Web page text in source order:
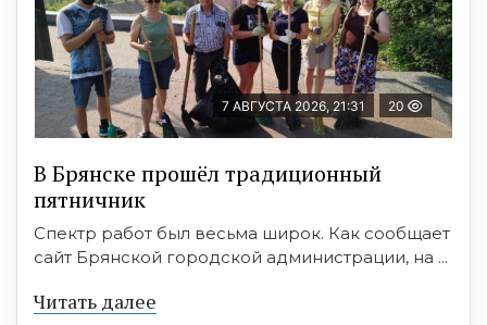
7 АВГУСТА 2026, 21:31 20
В Брянске прошёл традиционный
пятничник
Спектр работ был весьма широк. Как сообщает
сайт Брянской городской администрации, на ...
Читать далее